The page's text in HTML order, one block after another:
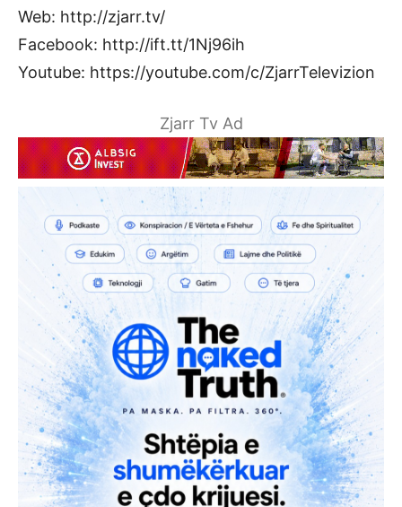
Web: http://zjarr.tv/
Facebook: http://ift.tt/1Nj96ih
Youtube: https://youtube.com/c/ZjarrTelevizion
Zjarr Tv Ad